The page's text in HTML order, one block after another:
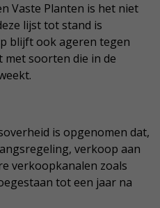
Vaste Planten is het niet
lijst tot stand is
blijft ook ageren tegen
met soorten die in de
is opgenomen dat,
verkoop aan
verkoopkanalen zoals
tot een jaar na